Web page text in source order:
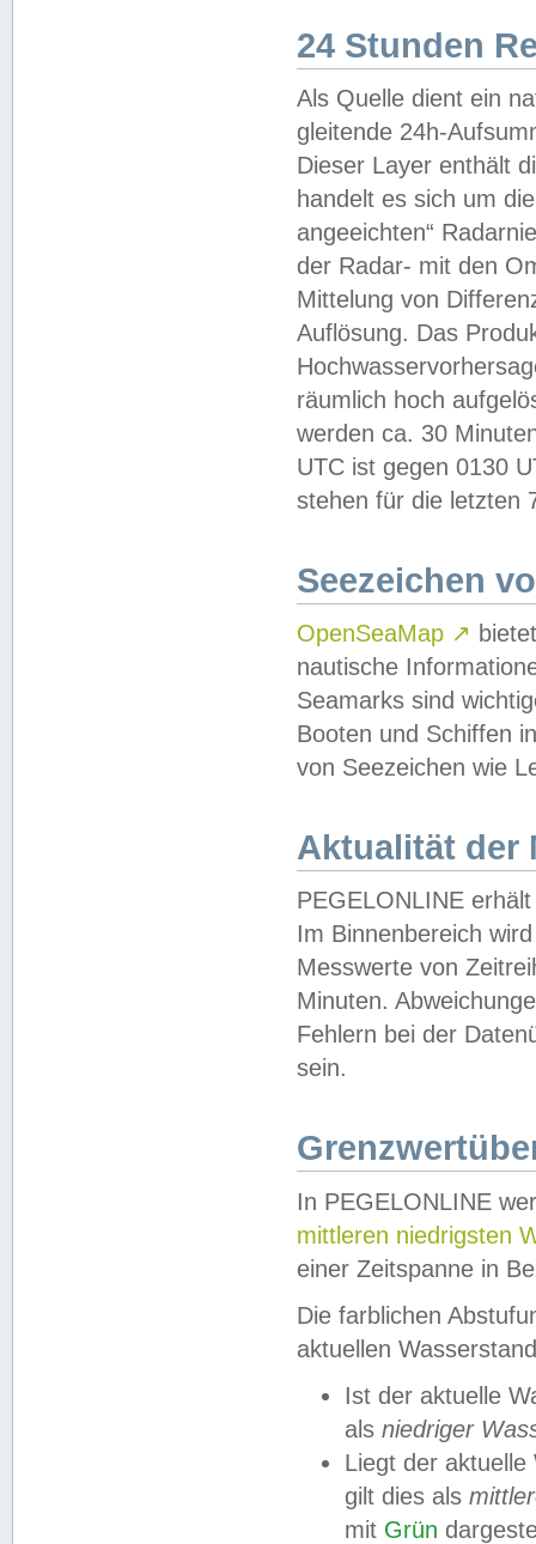
24 Stunden
Als Quelle dient ein
gleitende 24h-
Dieser Layer enthält
handelt es sich um
angeeichten“
der Radar- mit den
Mittelung von
Auflösung. Das
räumlich hoch
werden ca. 30
UTC ist gegen 0130
stehen für die letzten
Seezeichen
OpenSeaMap ↗
nautische
Seamarks sind
Booten und Schiffen
von Seezeichen wie
Aktualität der
PEGELONLINE
Im Binnenbereich
Messwerte von
Minuten.
Fehlern bei der
sein.
In PEGELONLINE
mittleren niedrigsten
einer Zeitspanne in
Die farblichen
aktuellen
Ist der aktuelle
als niedriger
Liegt der
gilt dies als
mit Grün